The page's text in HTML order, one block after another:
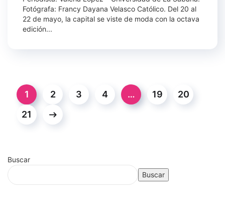
Fotógrafa: Francy Dayana Velasco Católico. Del 20 al
22 de mayo, la capital se viste de moda con la octava
edición...
1 2 3 4 … 19
20
21
Buscar
Buscar